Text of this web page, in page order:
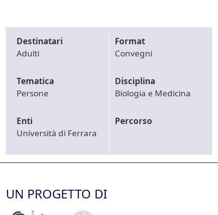
Destinatari
Adulti
Format
Convegni
Tematica
Persone
Disciplina
Biologia e Medicina
Enti
Università di Ferrara
Percorso
UN PROGETTO DI